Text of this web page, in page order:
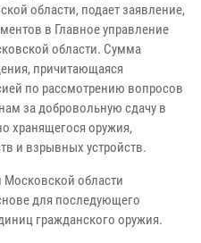
области, подает заявление,
в Главное управление
области. Сумма
причитающаяся
по рассмотрению вопросов
за добровольную сдачу в
хранящегося оружия,
и взрывных устройств.
Московской области
для последующего
гражданского оружия.